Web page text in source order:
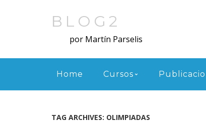
BLOG2
por Martín Parselis
Menu
Home Cursos
TAG ARCHIVES: OLIMPIADAS